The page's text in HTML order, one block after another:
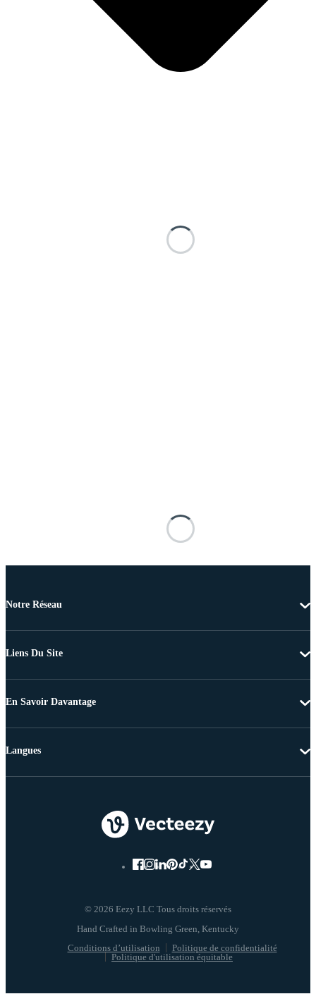
Notre Réseau
Liens Du Site
En Savoir Davantage
© 2026 Eezy LLC Tous droits réservés
Conditions d’utilisation
Politique de confidentialité
Politique d'utilisation équitable
Langues